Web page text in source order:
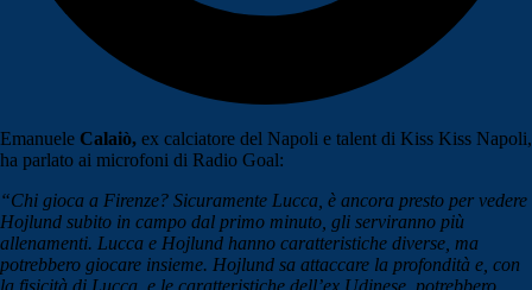
Emanuele Calaiò, ex calciatore del Napoli e talent di Kiss Kiss Napoli,
ha parlato ai microfoni di Radio Goal:
“Chi gioca a Firenze? Sicuramente Lucca, è ancora presto per vedere
Hojlund subito in campo dal primo minuto, gli serviranno più
allenamenti. Lucca e Hojlund hanno caratteristiche diverse, ma
potrebbero giocare insieme. Hojlund sa attaccare la profondità e, con